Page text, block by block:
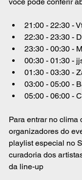
21:00 - 22:30 -
22:30 - 23:30 -
23:30 - 00:30 -
00:30 - 01:30 -
01:30 - 03:30 -
03:00 - 05:00 -
05:00 - 06:00 -
Para entrar no clima
organizadores do
playlist especial no
curadoria dos
da line-up